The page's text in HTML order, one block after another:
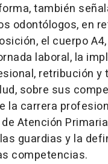
también
odontólogos, en
el cuerpo
laboral, la
retribución y
sobre sus
la carrera
Atención
guardias y la
competencias.